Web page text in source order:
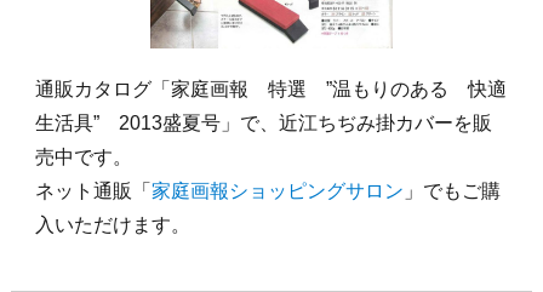
通販カタログ「家庭画報 特選 ”温もりのある 快適
生活具” 2013盛夏号」で、近江ちぢみ掛カバーを販
売中です。
ネット通販「 家庭画報ショッピングサロン 」でもご購
入いただけます。